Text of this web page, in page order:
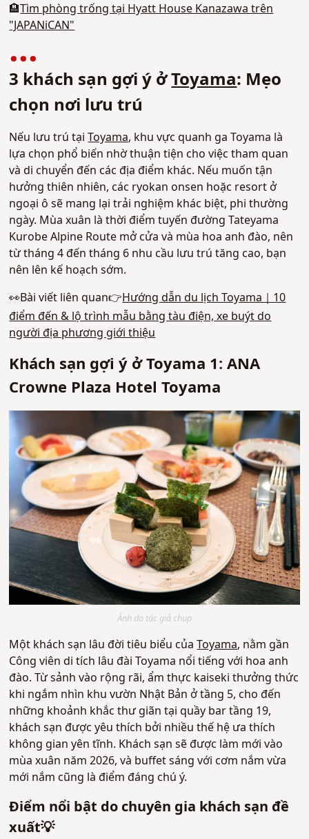
🏨Tìm phòng trống tại Hyatt House Kanazawa trên
"JAPANiCAN"
3 khách sạn gợi ý ởToyama: Mẹo
chọn nơi lưu trú
Nếu lưu trú tạiToyama, khu vực quanh ga Toyama là
lựa chọn phổ biến nhờ thuận tiện cho việc tham quan
và di chuyển đến các địa điểm khác. Nếu muốn tận
hưởng thiên nhiên, các ryokan onsen hoặc resort ở
ngoại ô sẽ mang lại trải nghiệm khác biệt, phi thường
ngày. Mùa xuân là thời điểm tuyến đường Tateyama
Kurobe Alpine Route mở cửa và mùa hoa anh đào, nên
từ tháng 4 đến tháng 6 nhu cầu lưu trú tăng cao, bạn
nên lên kế hoạch sớm.
👀Bài viết liên quan👉Hướng dẫn du lịch Toyama｜10
điểm đến & lộ trình mẫu bằng tàu điện, xe buýt do
người địa phương giới thiệu
Khách sạn gợi ý ở Toyama 1: ANA
Crowne Plaza Hotel Toyama
Ảnh do tác giả chụp
Một khách sạn lâu đời tiêu biểu củaToyama, nằm gần
Công viên di tích lâu đài Toyama nổi tiếng với hoa anh
đào. Từ sảnh vào rộng rãi, ẩm thực kaiseki thưởng thức
khi ngắm nhìn khu vườn Nhật Bản ở tầng 5, cho đến
những khoảnh khắc thư giãn tại quầy bar tầng 19,
khách sạn được yêu thích bởi nhiều thế hệ ưa thích
không gian yên tĩnh. Khách sạn sẽ được làm mới vào
mùa xuân năm 2026, và buffet sáng với cơm nắm vừa
mới nắm cũng là điểm đáng chú ý.
Điểm nổi bật do chuyên gia khách sạn đề
xuất💡